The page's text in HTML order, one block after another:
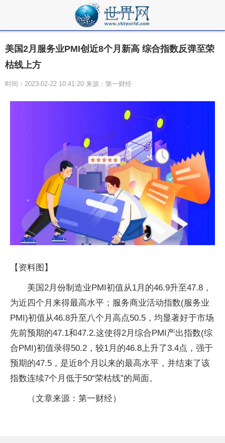
美国2月服务业PMI创近8个月新高 综合指数反弹至荣
枯线上方
时间：2023-02-22 10:41:20 来源：第一财经
【资料图】
美国2月份制造业PMI初值从1月的46.9升至47.8，
为近四个月来得最高水平；服务商业活动指数(服务业
PMI)初值从46.8升至八个月高点50.5，均显著好于市场
先前预期的47.1和47.2.这使得2月综合PMI产出指数(综
合PMI)初值录得50.2，较1月的46.8上升了3.4点，强于
预期的47.5，是近8个月以来的最高水平，并结束了该
指数连续7个月低于50“荣枯线”的局面。
（文章来源：第一财经）